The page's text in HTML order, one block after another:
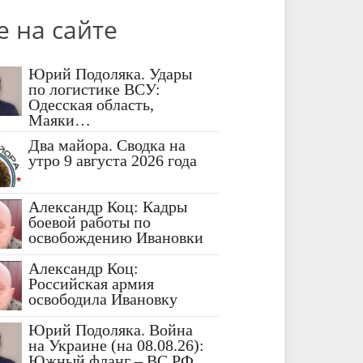
на сайте
Юрий Подоляка. Удары
по логистике ВСУ:
Одесская область,
Маяки…
Два майора. Сводка на
утро 9 августа 2026 года
Александр Коц: Кадры
боевой работы по
освобождению Ивановки
Александр Коц:
Российская армия
освободила Ивановку
Юрий Подоляка. Война
на Украине (на 08.08.26):